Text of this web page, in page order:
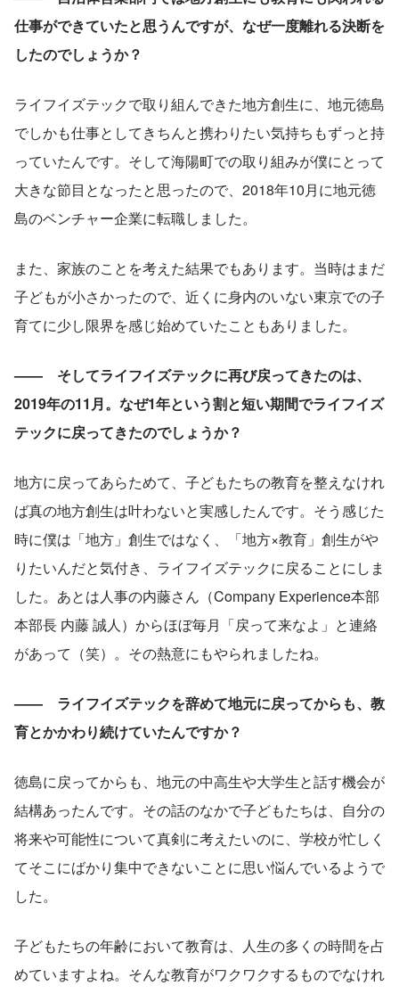
仕事ができていたと思うんですが、なぜ一度離れる決断を
したのでしょうか？
ライフイズテックで取り組んできた地方創生に、地元徳島
でしかも仕事としてきちんと携わりたい気持ちもずっと持
っていたんです。そして海陽町での取り組みが僕にとって
大きな節目となったと思ったので、2018年10月に地元徳
島のベンチャー企業に転職しました。
また、家族のことを考えた結果でもあります。当時はまだ
子どもが小さかったので、近くに身内のいない東京での子
育てに少し限界を感じ始めていたこともありました。
——　そしてライフイズテックに再び戻ってきたのは、
2019年の11月。なぜ1年という割と短い期間でライフイズ
テックに戻ってきたのでしょうか？
地方に戻ってあらためて、子どもたちの教育を整えなけれ
ば真の地方創生は叶わないと実感したんです。そう感じた
時に僕は「地方」創生ではなく、「地方×教育」創生がや
りたいんだと気付き、ライフイズテックに戻ることにしま
した。あとは人事の内藤さん（Company Experience本部
本部長 内藤 誠人）からほぼ毎月「戻って来なよ」と連絡
があって（笑）。その熱意にもやられましたね。
——　ライフイズテックを辞めて地元に戻ってからも、教
育とかかわり続けていたんですか？
徳島に戻ってからも、地元の中高生や大学生と話す機会が
結構あったんです。その話のなかで子どもたちは、自分の
将来や可能性について真剣に考えたいのに、学校が忙しく
てそこにばかり集中できないことに思い悩んでいるようで
した。
子どもたちの年齢において教育は、人生の多くの時間を占
めていますよね。そんな教育がワクワクするものでなけれ